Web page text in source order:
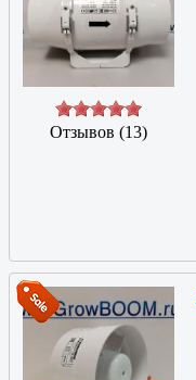
Отзывов (13)